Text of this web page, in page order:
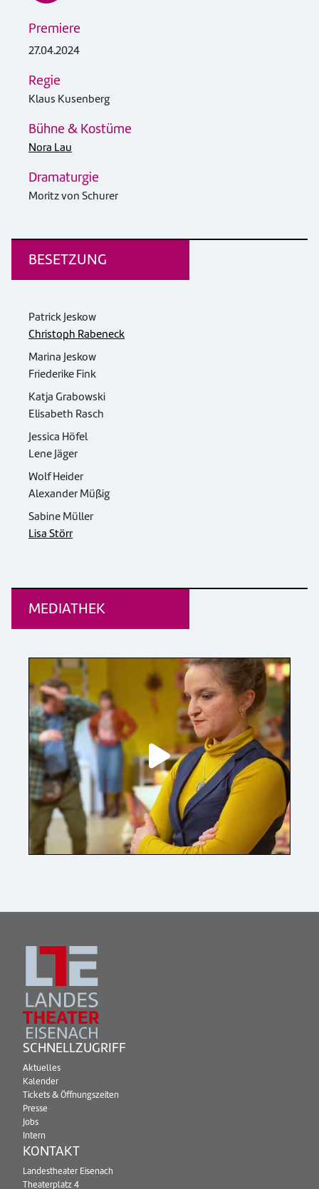
Premiere
27.04.2024
Regie
Klaus Kusenberg
Bühne & Kostüme
Nora Lau
Dramaturgie
Moritz von Schurer
BESETZUNG
Patrick Jeskow
Christoph Rabeneck
Marina Jeskow
Friederike Fink
Katja Grabowski
Elisabeth Rasch
Jessica Höfel
Lene Jäger
Wolf Heider
Alexander Müßig
Sabine Müller
Lisa Störr
MEDIATHEK
SCHNELLZUGRIFF
Aktuelles
Kalender
Tickets & Öffnungszeiten
Presse
Jobs
Intern
KONTAKT
Landestheater Eisenach
Theaterplatz 4